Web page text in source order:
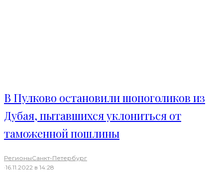
В Пулково остановили шопоголиков из
Дубая, пытавшихся уклониться от
таможенной пошлины
РегионыСанкт-Петербург
·16.11.2022 в 14:28